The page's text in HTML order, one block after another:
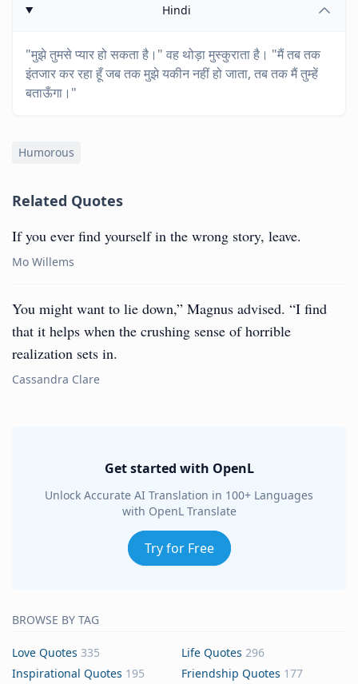
Hindi
"मुझे तुमसे प्यार हो सकता है।" वह थोड़ा मुस्कुराता है। "मैं तब तक
इंतजार कर रहा हूँ जब तक मुझे यकीन नहीं हो जाता, तब तक मैं तुम्हें
बताऊँगा।"
Humorous
Related Quotes
If you ever find yourself in the wrong story, leave.
Mo Willems
You might want to lie down,” Magnus advised. “I find
that it helps when the crushing sense of horrible
realization sets in.
Cassandra Clare
Get started with OpenL
Unlock Accurate AI Translation in 100+ Languages
with OpenL Translate
Try for Free
BROWSE BY TAG
Love Quotes 335 Life Quotes 296
Inspirational Quotes 195 Friendship Quotes 177